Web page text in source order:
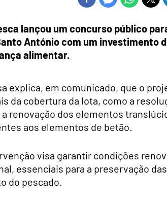
lançou um concurso público
António com um investimento
alimentar.
explica, em comunicado, que o
da cobertura da lota, como a
renovação dos elementos
aos elementos de betão.
visa garantir condições
essenciais para a preservação
do pescado.